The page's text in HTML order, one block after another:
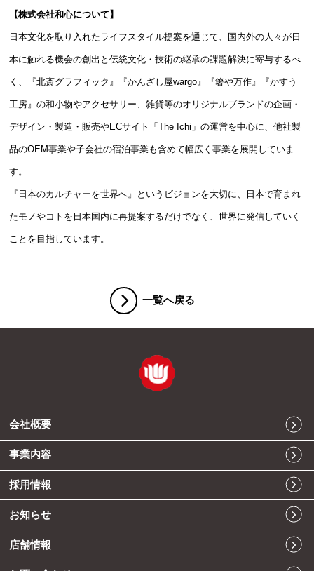
【株式会社和心について】
日本文化を取り入れたライフスタイル提案を通じて、国内外の人々が日
本に触れる機会の創出と伝統文化・技術の継承の課題解決に寄与するべ
く、『北斎グラフィック』『かんざし屋wargo』『箸や万作』『かすう
工房』の和小物やアクセサリー、雑貨等のオリジナルブランドの企画・
デザイン・製造・販売やECサイト「The Ichi」の運営を中心に、他社製
品のOEM事業や子会社の宿泊事業も含めて幅広く事業を展開していま
す。
『日本のカルチャーを世界へ』というビジョンを大切に、日本で育まれ
たモノやコトを日本国内に再提案するだけでなく、世界に発信していく
ことを目指しています。
一覧へ戻る
会社概要
事業内容
採用情報
お知らせ
店舗情報